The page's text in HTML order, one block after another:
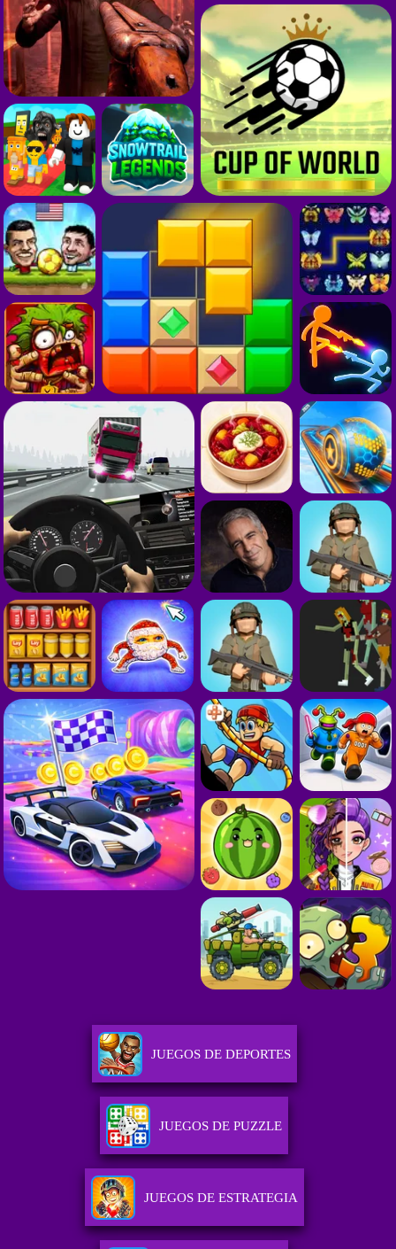
JUEGOS DE DEPORTES
JUEGOS DE PUZZLE
JUEGOS DE ESTRATEGIA